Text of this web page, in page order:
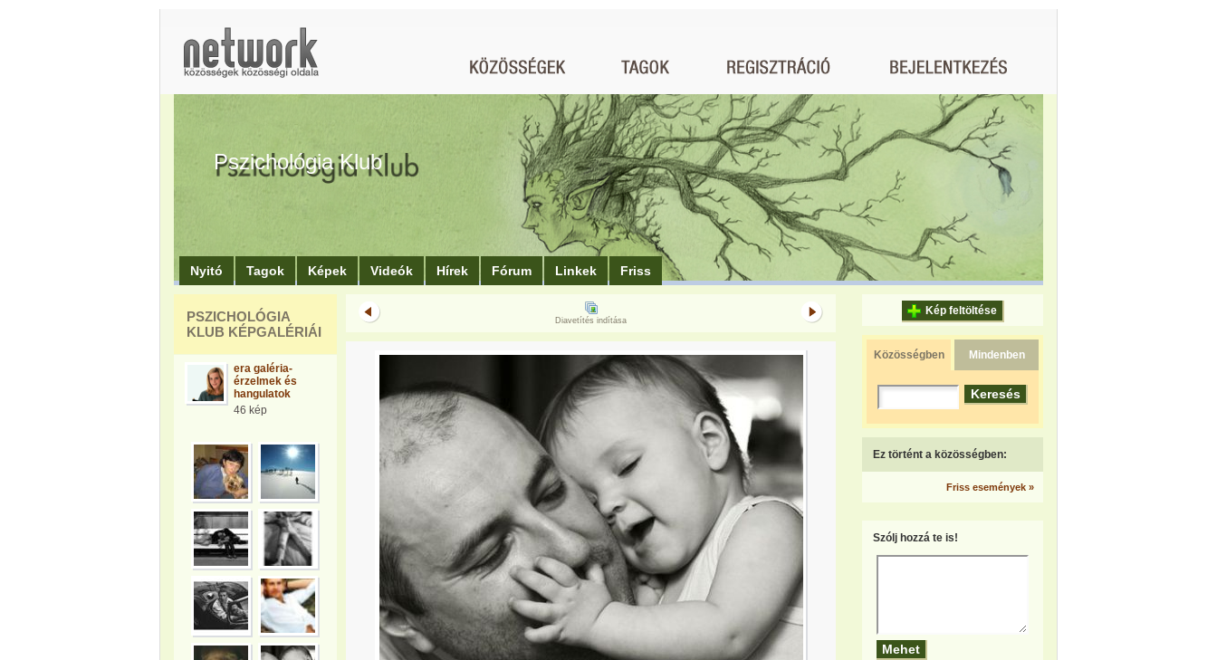
Pszichológia Klub
Nyitó Tagok Képek Videók Hírek Fórum Linkek Friss
PSZICHOLÓGIA
KLUB KÉPGALÉRIÁI
era galéria-
érzelmek és
hangulatok
46 kép
Diavetítés indítása
Kép feltöltése
Közösségben Mindenben
Ez történt a közösségben:
Friss események »
Szólj hozzá te is!